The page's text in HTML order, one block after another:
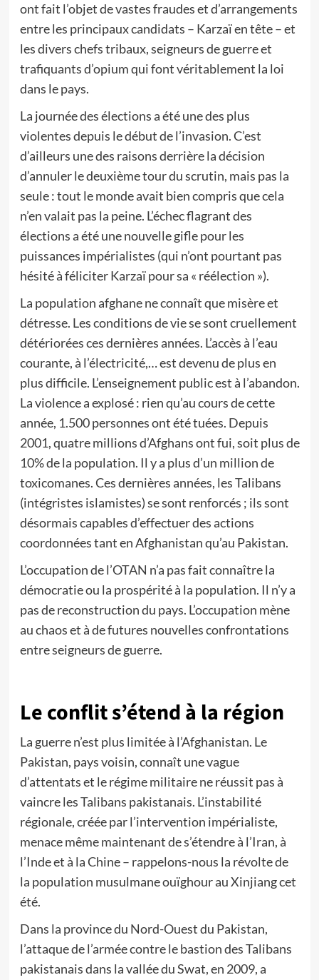
ont fait l’objet de vastes fraudes et d’arrangements
entre les principaux candidats – Karzaï en tête – et
les divers chefs tribaux, seigneurs de guerre et
trafiquants d’opium qui font véritablement la loi
dans le pays.
La journée des élections a été une des plus
violentes depuis le début de l’invasion. C’est
d’ailleurs une des raisons derrière la décision
d’annuler le deuxième tour du scrutin, mais pas la
seule : tout le monde avait bien compris que cela
n’en valait pas la peine. L’échec flagrant des
élections a été une nouvelle gifle pour les
puissances impérialistes (qui n’ont pourtant pas
hésité à féliciter Karzaï pour sa « réélection »).
La population afghane ne connaît que misère et
détresse. Les conditions de vie se sont cruellement
détériorées ces dernières années. L’accès à l’eau
courante, à l’électricité,… est devenu de plus en
plus difficile. L’enseignement public est à l’abandon.
La violence a explosé : rien qu’au cours de cette
année, 1.500 personnes ont été tuées. Depuis
2001, quatre millions d’Afghans ont fui, soit plus de
10% de la population. Il y a plus d’un million de
toxicomanes. Ces dernières années, les Talibans
(intégristes islamistes) se sont renforcés ; ils sont
désormais capables d’effectuer des actions
coordonnées tant en Afghanistan qu’au Pakistan.
L’occupation de l’OTAN n’a pas fait connaître la
démocratie ou la prospérité à la population. Il n’y a
pas de reconstruction du pays. L’occupation mène
au chaos et à de futures nouvelles confrontations
entre seigneurs de guerre.
Le conflit s’étend à la région
La guerre n’est plus limitée à l’Afghanistan. Le
Pakistan, pays voisin, connaît une vague
d’attentats et le régime militaire ne réussit pas à
vaincre les Talibans pakistanais. L’instabilité
régionale, créée par l’intervention impérialiste,
menace même maintenant de s’étendre à l’Iran, à
l’Inde et à la Chine – rappelons-nous la révolte de
la population musulmane ouïghour au Xinjiang cet
été.
Dans la province du Nord-Ouest du Pakistan,
l’attaque de l’armée contre le bastion des Talibans
pakistanais dans la vallée du Swat, en 2009, a